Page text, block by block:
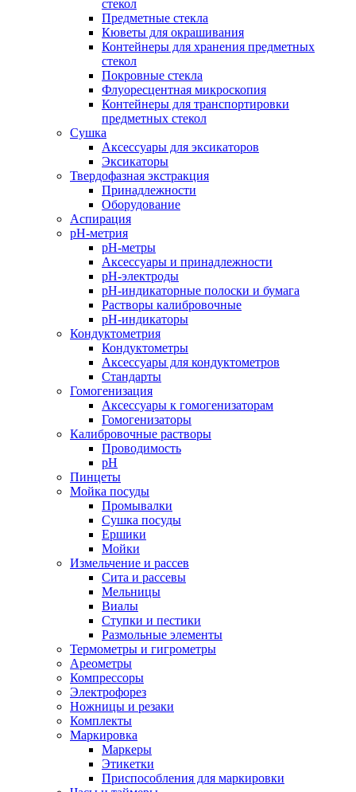
стекол
Предметные стекла
Кюветы для окрашивания
Контейнеры для хранения предметных
стекол
Покровные стекла
Флуоресцентная микроскопия
Контейнеры для транспортировки
предметных стекол
Сушка
Аксессуары для эксикаторов
Эксикаторы
Твердофазная экстракция
Принадлежности
Оборудование
Аспирация
pH-метрия
pH-метры
Аксессуары и принадлежности
pH-электроды
pH-индикаторные полоски и бумага
Растворы калибровочные
pH-индикаторы
Кондуктометрия
Кондуктометры
Аксессуары для кондуктометров
Стандарты
Гомогенизация
Аксессуары к гомогенизаторам
Гомогенизаторы
Калибровочные растворы
Проводимость
pH
Пинцеты
Мойка посуды
Промывалки
Сушка посуды
Ершики
Мойки
Измельчение и рассев
Сита и рассевы
Мельницы
Виалы
Ступки и пестики
Размольные элементы
Термометры и гигрометры
Ареометры
Компрессоры
Электрофорез
Ножницы и резаки
Комплекты
Маркировка
Маркеры
Этикетки
Приспособления для маркировки